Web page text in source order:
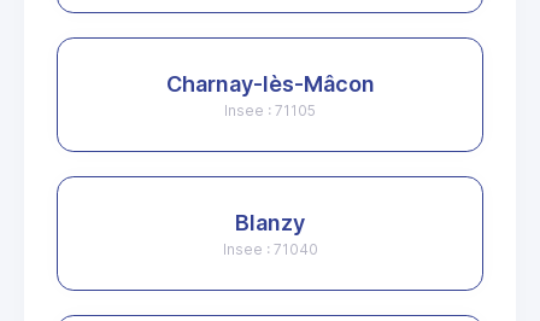
Charnay-lès-Mâcon
Insee : 71105
Blanzy
Insee : 71040